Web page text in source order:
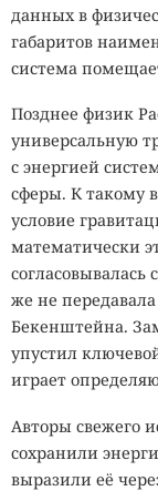
данных в
габаритов
система
Позднее физик
универсальную
с энергией
сферы. К такому
условие
математически
же не
Бекенштейна.
упустил
играет
Авторы свежего
сохранили
выразили её